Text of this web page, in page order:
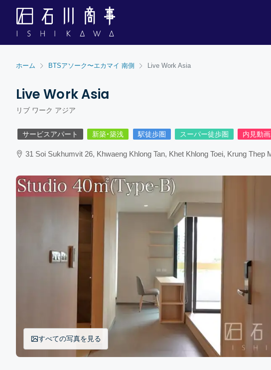
ホーム BTSアソーク〜エカマイ 南側 Live Work Asia
Live Work Asia
リブ ワーク アジア
サービスアパート 新築・築浅 駅徒歩圏 スーパー徒歩圏 内見動画
31 Soi Sukhumvit 26, Khwaeng Khlong Tan, Khet Khlong Toei, Krung Thep
すべての写真を見る